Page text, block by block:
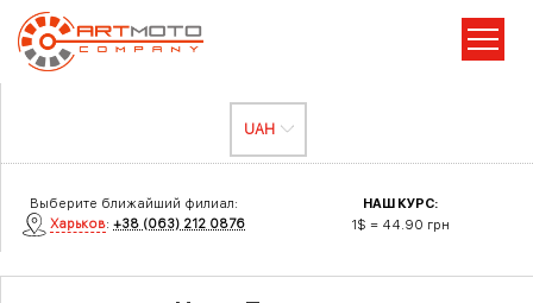
Выберите ближайший филиал:
Харьков:+38 (063) 212 0876
НАШ КУРС:
1$ = 44.90 грн